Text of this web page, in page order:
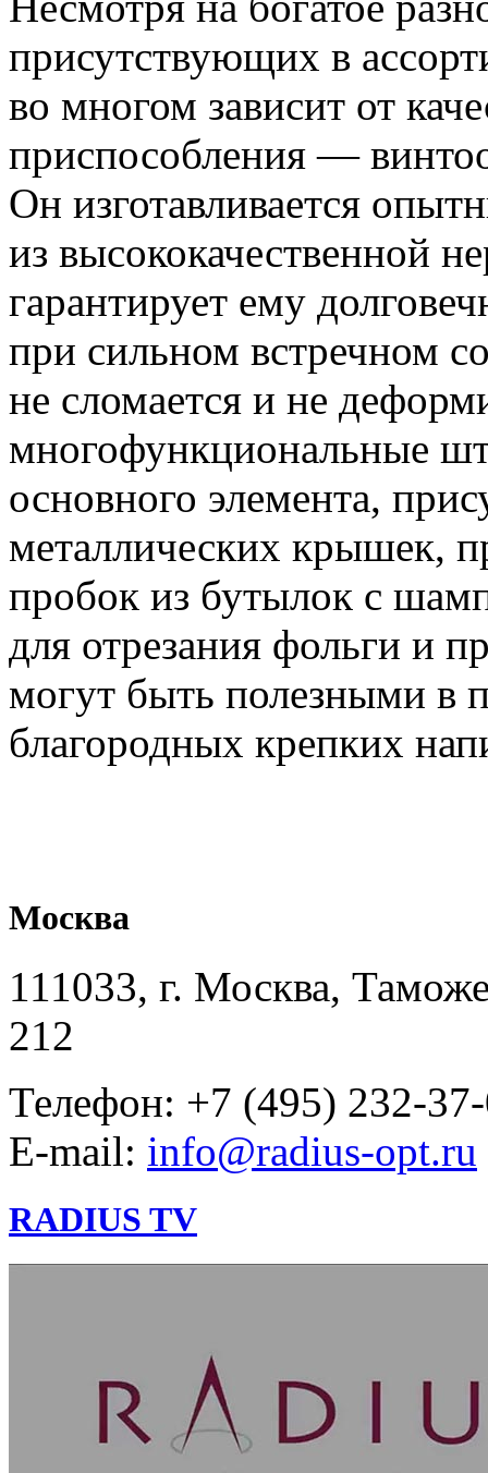
присутствующих в
во многом зависит от
приспособления —
Он изготавливается
из высококачественной
гарантирует ему
при сильном встречном
не сломается и не
многофункциональные
основного элемента,
металлических крышек,
пробок из бутылок с
для отрезания фольги и
могут быть полезными в
благородных крепких
Москва
111033, г. Москва,
212
Телефон: +7 (495) 232-
E-mail: info@radius-opt.ru
RADIUS TV